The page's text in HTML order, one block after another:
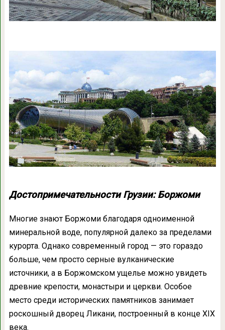
Достопримечательности Грузии: Боржоми
Многие знают Боржоми благодаря одноименной
минеральной воде, популярной далеко за пределами
курорта. Однако современный город — это гораздо
больше, чем просто серные вулканические
источники, а в Боржомском ущелье можно увидеть
древние крепости, монастыри и церкви. Особое
место среди исторических памятников занимает
роскошный дворец Ликани, построенный в конце XIX
века.